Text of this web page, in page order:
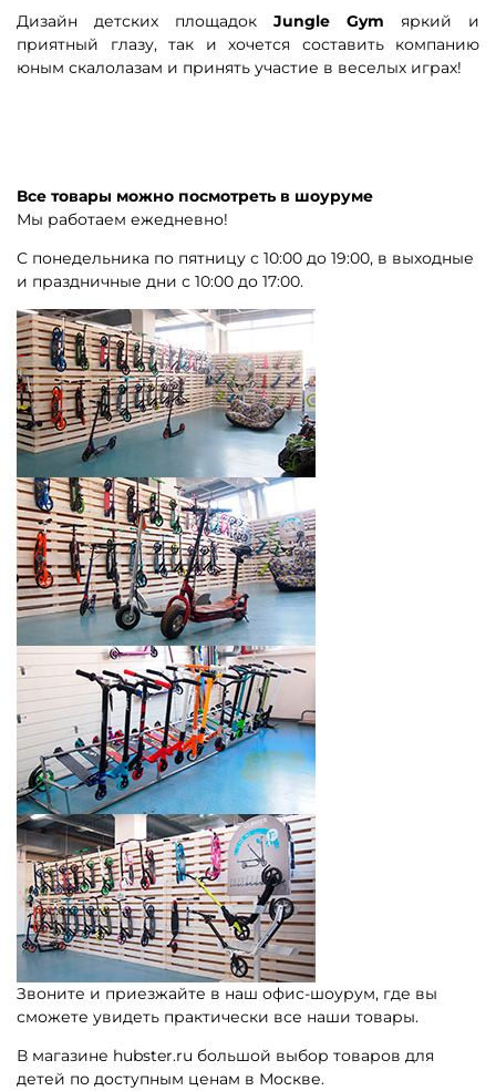
Дизайн детских площадок Jungle Gym яркий и
приятный глазу, так и хочется составить компанию
юным скалолазам и принять участие в веселых играх!
Все товары можно посмотреть в шоуруме
Мы работаем ежедневно!
С понедельника по пятницу с 10:00 до 19:00, в выходные
и праздничные дни с 10:00 до 17:00.
Звоните и приезжайте в наш офис-шоурум, где вы
сможете увидеть практически все наши товары.
В магазине hubster.ru большой выбор товаров для
детей по доступным ценам в Москве.